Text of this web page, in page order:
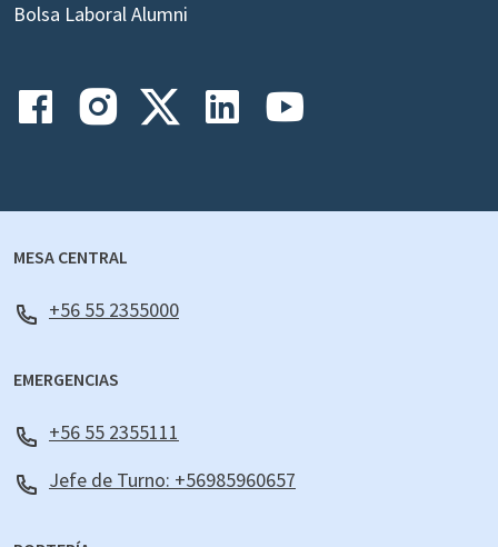
Bolsa Laboral Alumni
MESA CENTRAL
+56 55 2355000
EMERGENCIAS
+56 55 2355111
Jefe de Turno: +56985960657